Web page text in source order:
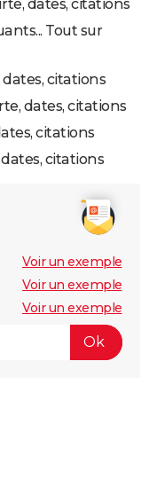
dates, citations
Tout sur
citations
dates, citations
citations
citations
Voir un exemple
Voir un exemple
Voir un exemple